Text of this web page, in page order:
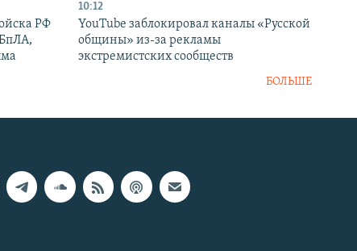
РФ
10:12
YouTube заблокировал каналы «Русской
общины» из-за рекламы
экстремистских сообществ
БОЛЬШЕ